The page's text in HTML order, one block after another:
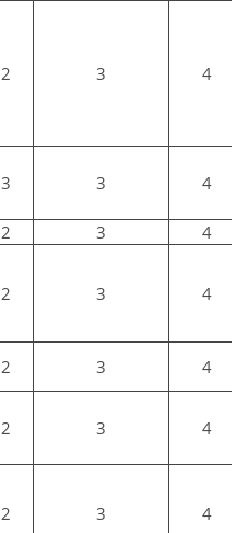
2 3 4
3 3 4
2 3 4
2 3 4
2 3 4
2 3 4
2 3 4